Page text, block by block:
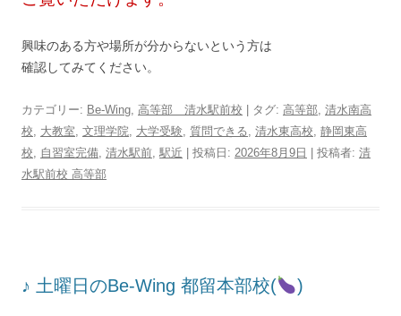
興味のある方や場所が分からないという方は
確認してみてください。
カテゴリー: Be-Wing, 高等部 清水駅前校 | タグ: 高等部, 清水南高
校, 大教室, 文理学院, 大学受験, 質問できる, 清水東高校, 静岡東高
校, 自習室完備, 清水駅前, 駅近 | 投稿日: 2026年8月9日 投稿者: 清
水駅前校 高等部
♪ 土曜日のBe-Wing 都留本部校( )